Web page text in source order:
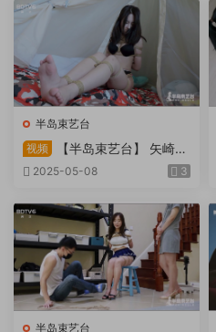
半岛束艺台
视频
【半岛束艺台】 矢崎
物业为您服务
2025-05-08 3
半岛束艺台